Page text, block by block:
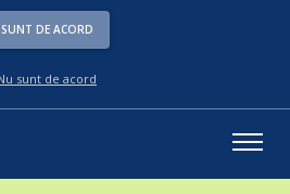
SUNT DE ACORD
sunt de acord